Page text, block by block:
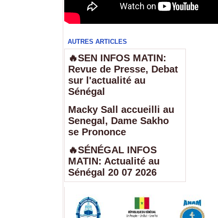
AUTRES ARTICLES
🔥SEN INFOS MATIN:
Revue de Presse, Debat
sur l'actualité au
Sénégal
Macky Sall accueilli au
Senegal, Dame Sakho
se Prononce
🔥SÉNÉGAL INFOS
MATIN: Actualité au
Sénégal 20 07 2026